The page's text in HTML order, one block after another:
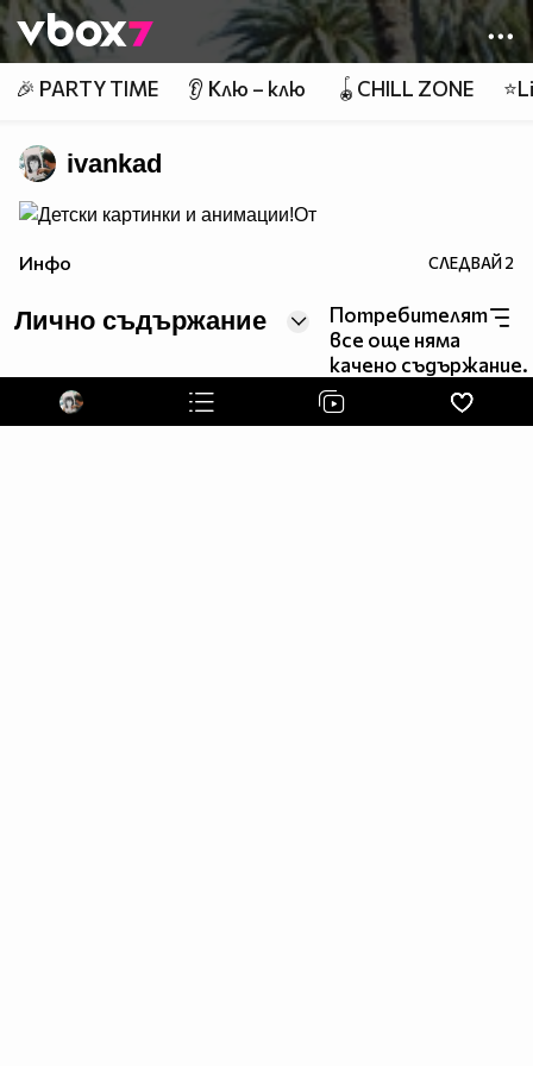
Member of
👾
🎉 PARTY TIME 👂 Клю – клю 🪀CHILL ZONE
ivankad
От
Инфо СЛЕДВАЙ2
Лично съдържание
Потребителят
все още няма
качено съдържание.